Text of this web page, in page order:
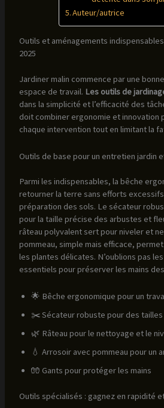
Auteur/autrice
Outils et aménagements
2025
Jardiner malin commence par une
espace de travail. Les outils de
dans la simplicité et l’efficacité des
doit combiner ergonomie et innovation
chaque intervention tout en limitant la
Outils de base pour un entretien jardin
Parmi les indispensables, la bêche
retourner la terre sans efforts
préparation des sols. Le sécateur
pour la taille précise des arbustes et
râteau polyvalent sert pour niveler et
pommeau, simple mais efficace,
les plantes délicates. N’oublions pas
essentiels pour préserver les mains
🌟 Bêche ergonomique pour un
✂️ Sécateur robuste pour des
🌿 Râteau pour le nettoyage et le
💧 Arrosoir avec pommeau pour un
🧤 Gants pour protéger les mains
Outils spécialisés : gagnez en rapidité